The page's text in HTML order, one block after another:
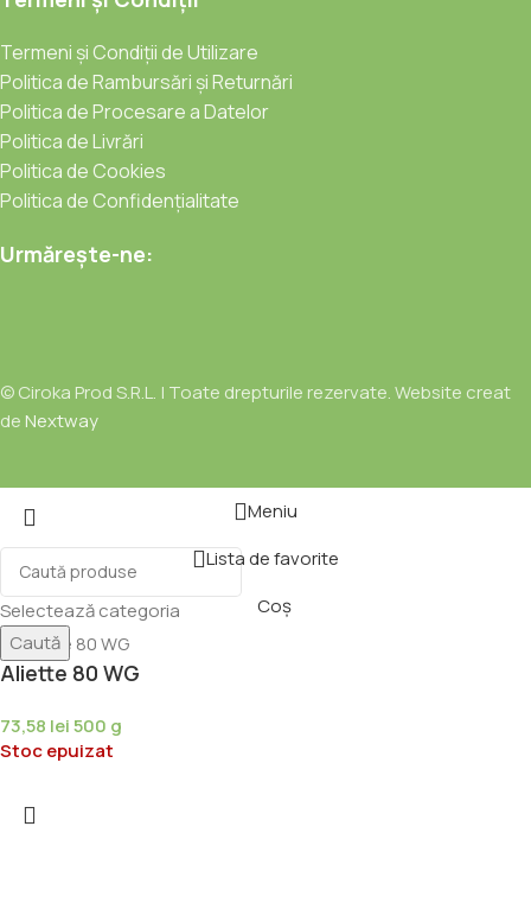
Termeni și Condiții de Utilizare
Politica de Rambursări și Returnări
Politica de Procesare a Datelor
Politica de Livrări
Politica de Cookies
Politica de Confidențialitate
Urmărește-ne:
© Ciroka Prod S.R.L. | Toate drepturile rezervate. Website creat
de Nextway
Selectează categoria
Caută
Meniu
Lista de favorite
Coș
Aliette 80 WG
73,58 lei500 g
Stoc epuizat